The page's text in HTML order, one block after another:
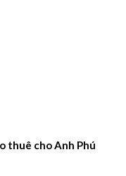
thuê cho Anh Phú